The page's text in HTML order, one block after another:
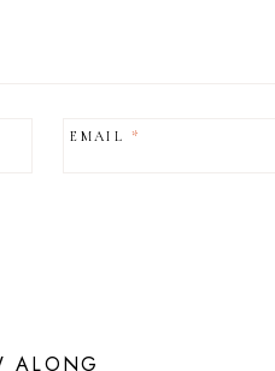
EMAIL *
ALONG